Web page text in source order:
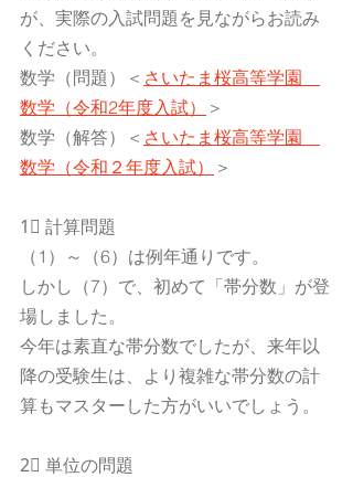
が、実際の入試問題を見ながらお読み
ください。
数学（問題）＜ さいたま桜高等学園
数学（令和2年度入試）
＞
数学（解答）＜ さいたま桜高等学園
数学（令和２年度入試）
＞
1⃣ 計算問題
（1）～（6）は例年通りです。
しかし（7）で、初めて「帯分数」が登
場しました。
今年は素直な帯分数でしたが、来年以
降の受験生は、より複雑な帯分数の計
算もマスターした方がいいでしょう。
2⃣ 単位の問題